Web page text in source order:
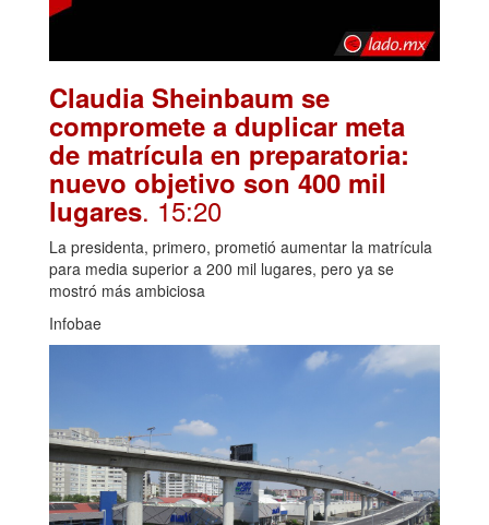
Claudia Sheinbaum se
compromete a duplicar meta
de matrícula en preparatoria:
nuevo objetivo son 400 mil
lugares. 15:20
La presidenta, primero, prometió aumentar la matrícula
para media superior a 200 mil lugares, pero ya se
mostró más ambiciosa
Infobae